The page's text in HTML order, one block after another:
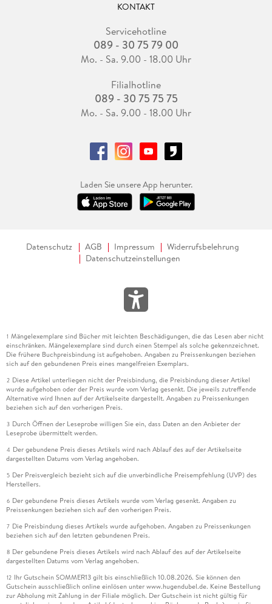
KONTAKT
Servicehotline
089 - 30 75 79 00
Mo. - Sa. 9.00 - 18.00 Uhr
Filialhotline
089 - 30 75 75 75
Mo. - Sa. 9.00 - 18.00 Uhr
Laden Sie unsere App herunter.
Datenschutz AGB Impressum
Widerrufsbelehrung
Datenschutzeinstellungen
1 Mängelexemplare sind Bücher mit leichten Beschädigungen, die das Lesen aber nicht
einschränken. Mängelexemplare sind durch einen Stempel als solche gekennzeichnet.
Die frühere Buchpreisbindung ist aufgehoben. Angaben zu Preissenkungen beziehen
sich auf den gebundenen Preis eines mangelfreien Exemplars.
2 Diese Artikel unterliegen nicht der Preisbindung, die Preisbindung dieser Artikel
wurde aufgehoben oder der Preis wurde vom Verlag gesenkt. Die jeweils zutreffende
Alternative wird Ihnen auf der Artikelseite dargestellt. Angaben zu Preissenkungen
beziehen sich auf den vorherigen Preis.
3 Durch Öffnen der Leseprobe willigen Sie ein, dass Daten an den Anbieter der
Leseprobe übermittelt werden.
4 Der gebundene Preis dieses Artikels wird nach Ablauf des auf der Artikelseite
dargestellten Datums vom Verlag angehoben.
5 Der Preisvergleich bezieht sich auf die unverbindliche Preisempfehlung (UVP) des
Herstellers.
6 Der gebundene Preis dieses Artikels wurde vom Verlag gesenkt. Angaben zu
Preissenkungen beziehen sich auf den vorherigen Preis.
7 Die Preisbindung dieses Artikels wurde aufgehoben. Angaben zu Preissenkungen
beziehen sich auf den letzten gebundenen Preis.
8 Der gebundene Preis dieses Artikels wird nach Ablauf des auf der Artikelseite
dargestellten Datums vom Verlag angehoben.
12 Ihr Gutschein SOMMER13 gilt bis einschließlich 10.08.2026. Sie können den
Gutschein ausschließlich online einlösen unter www.hugendubel.de. Keine Bestellung
zur Abholung mit Zahlung in der Filiale möglich. Der Gutschein ist nicht gültig für